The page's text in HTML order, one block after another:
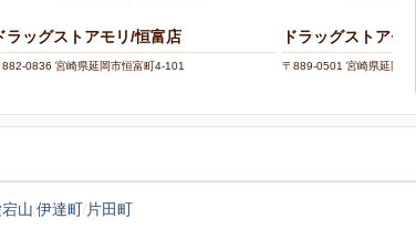
ラッグストアモリ/恒富店
882-0836 宮崎県延岡市恒富町4-101
ドラッグストアモ
〒889-0501 宮崎県延岡市
山 伊達町 片田町